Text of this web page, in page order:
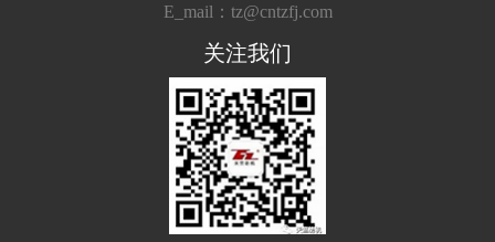
E_mail：tz@cntzfj.com
关注我们